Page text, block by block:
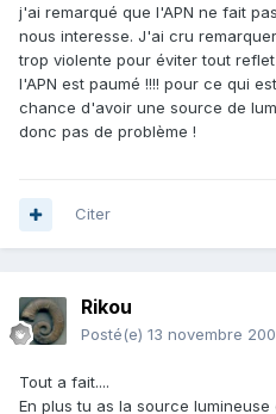
j'ai remarqué que l'APN ne fait
nous interesse. J'ai cru
trop violente pour éviter tout
l'APN est paumé !!!! pour ce qui
chance d'avoir une source de
donc pas de problème !
Citer
Rikou
Posté(e) 13 novembre
Tout a fait....
En plus tu as la source